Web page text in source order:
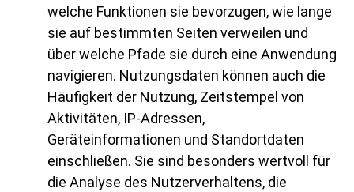
welche Funktionen sie bevorzugen, wie lange
sie auf bestimmten Seiten verweilen und
über welche Pfade sie durch eine Anwendung
navigieren. Nutzungsdaten können auch die
Häufigkeit der Nutzung, Zeitstempel von
Aktivitäten, IP-Adressen,
Geräteinformationen und Standortdaten
einschließen. Sie sind besonders wertvoll für
die Analyse des Nutzerverhaltens, die